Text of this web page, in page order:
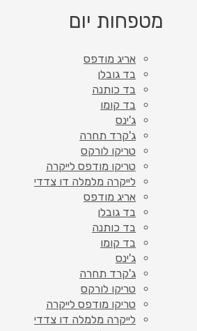
מטפחות יום
אריג מודפס
בד גובלן
בד כותנה
בד קומו
ג'ינס
ג'קרד תחרה
טריקו לורקס
טריקו מודפס לייקרה
לייקרה מלמלה דו צדדי
אריג מודפס
בד גובלן
בד כותנה
בד קומו
ג'ינס
ג'קרד תחרה
טריקו לורקס
טריקו מודפס לייקרה
לייקרה מלמלה דו צדדי